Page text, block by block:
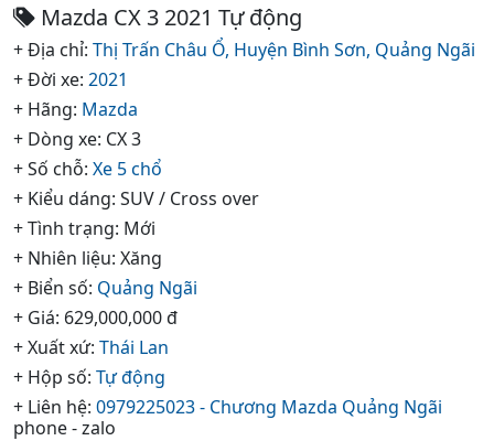
Mazda CX 3 2021 Tự động
+ Địa chỉ: Thị Trấn Châu Ổ, Huyện Bình Sơn, Quảng Ngãi
+ Đời xe: 2021
+ Hãng: Mazda
+ Dòng xe: CX 3
+ Số chỗ: Xe 5 chổ
+ Kiểu dáng: SUV / Cross over
+ Tình trạng: Mới
+ Nhiên liệu: Xăng
+ Biển số: Quảng Ngãi
+ Giá: 629,000,000 đ
+ Xuất xứ: Thái Lan
+ Hộp số: Tự động
+ Liên hệ: 0979225023 - Chương Mazda Quảng Ngãi
phone - zalo